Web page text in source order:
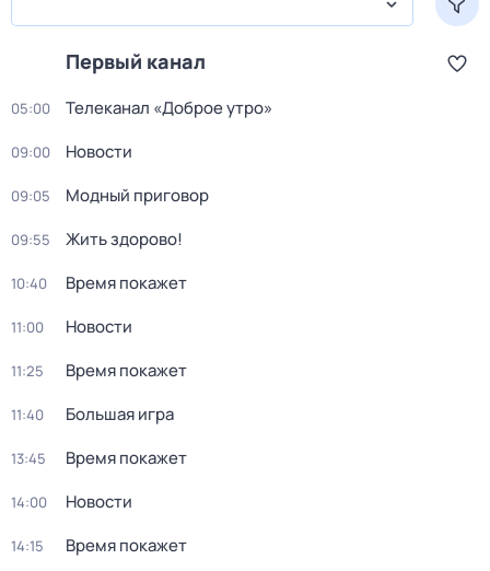
Первый канал
05:00 Телеканал «Доброе утро»
09:00 Новости
09:05 Модный приговор
09:55 Жить здорово!
10:40 Время покажет
11:00 Новости
11:25 Время покажет
11:40 Большая игра
13:45 Время покажет
14:00 Новости
14:15 Время покажет